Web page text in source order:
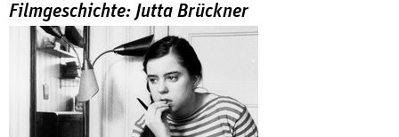
Filmgeschichte: Jutta Brückner